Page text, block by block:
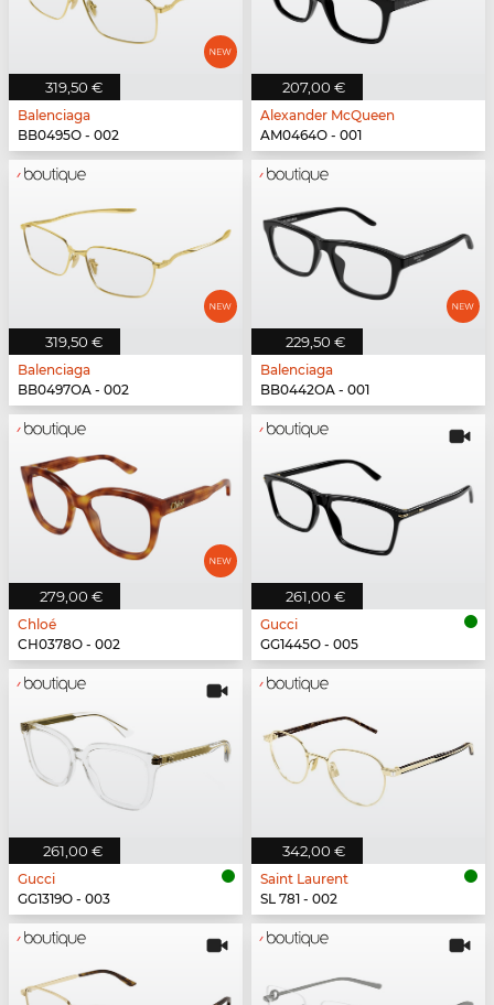
319,50 €
Balenciaga
BB0495O - 002
207,00 €
Alexander McQueen
AM0464O - 001
319,50 €
Balenciaga
BB0497OA - 002
229,50 €
Balenciaga
BB0442OA - 001
279,00 €
Chloé
CH0378O - 002
261,00 €
Gucci
GG1445O - 005
261,00 €
Gucci
GG1319O - 003
342,00 €
Saint Laurent
SL 781 - 002